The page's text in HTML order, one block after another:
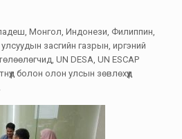
Монгол, Индонези, Филиппин,
засгийн газрын, иргэний
UN DESA, UN ESCAP
болон олон улсын зөвлөхүүд